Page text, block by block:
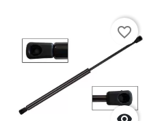
favorite_border